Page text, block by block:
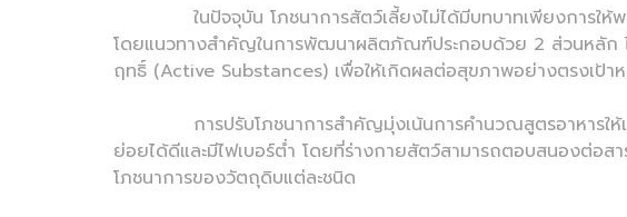
ในปัจจุบัน โภชนาการสัตว์เลี้ยงไม่ได้มีบทบาทเพียงการให้พลั
โดยแนวทางสำคัญในการพัฒนาผลิตภัณฑ์ประกอบด้วย 2 ส่วนหลัก
ฤทธิ์ (Active Substances) เพื่อให้เกิดผลต่อสุขภาพอย่างตรงเป้า
การปรับโภชนาการสำคัญมุ่งเน้นการคำนวณสูตรอาหารให้เหม
ย่อยได้ดีและมีไฟเบอร์ต่ำ โดยที่ร่างกายสัตว์สามารถตอบสนองต่อ
โภชนาการของวัตถุดิบแต่ละชนิด